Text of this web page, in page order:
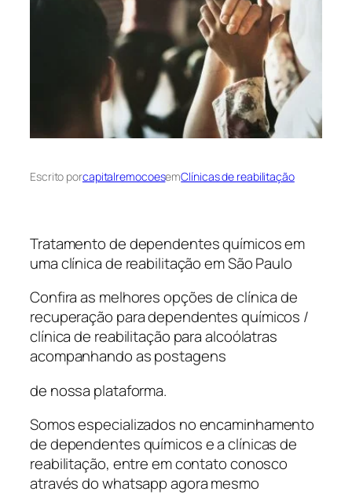
Escrito porcapitalremocoesemClínicas de reabilitação
Tratamento de dependentes químicos em
uma clínica de reabilitação em São Paulo
Confira as melhores opções de clínica de
recuperação para dependentes químicos /
clínica de reabilitação para alcoólatras
acompanhando as postagens
de nossa plataforma.
Somos especializados no encaminhamento
de dependentes químicos e a clínicas de
reabilitação, entre em contato conosco
através do whatsapp agora mesmo